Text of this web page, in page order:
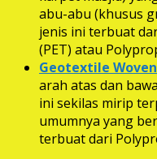
abu-abu (khusus
jenis ini terbuat
(PET) atau
Geotextile Woven
arah atas dan
ini sekilas mirip
umumnya yang
terbuat dari